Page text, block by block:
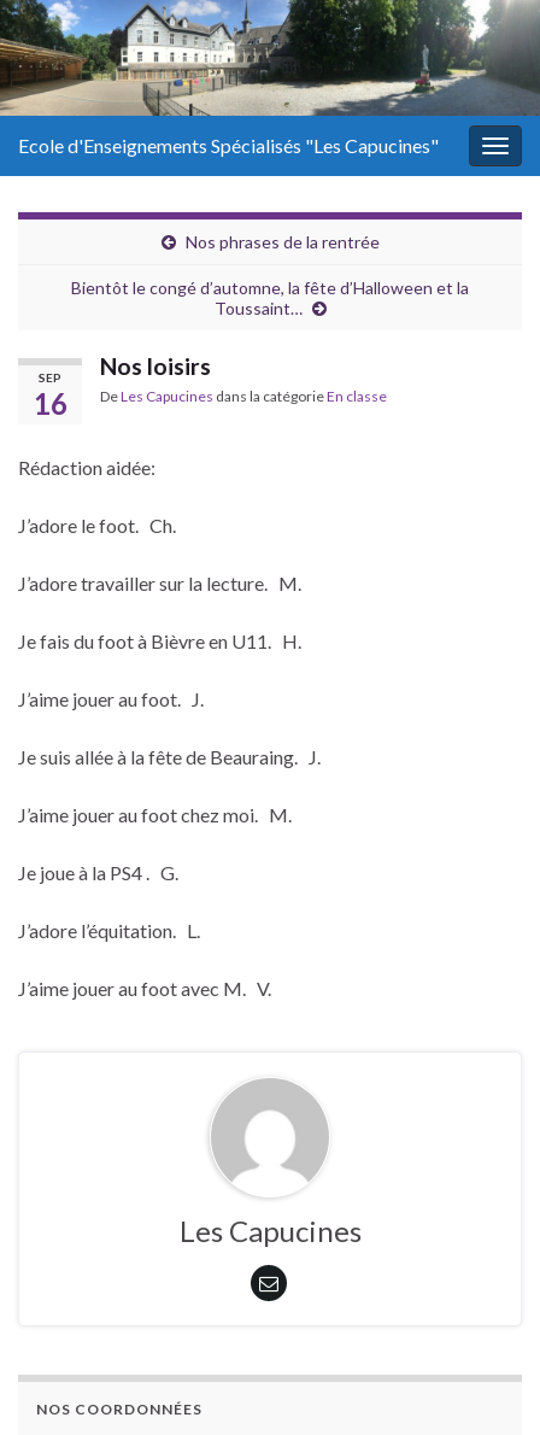
Ecole d'Enseignements Spécialisés "Les Capucines"
Nos phrases de la rentrée
Bientôt le congé d’automne, la fête d’Halloween et la
Toussaint…
SEP
16
Nos loisirs
DeLes Capucines dans la catégorieEn classe
Rédaction aidée:
J’adore le foot. Ch.
J’adore travailler sur la lecture. M.
Je fais du foot à Bièvre en U11. H.
J’aime jouer au foot. J.
Je suis allée à la fête de Beauraing. J.
J’aime jouer au foot chez moi. M.
Je joue à la PS4 . G.
J’adore l’équitation. L.
J’aime jouer au foot avec M. V.
Les Capucines
NOS COORDONNÉES